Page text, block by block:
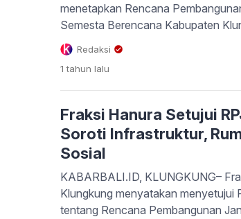
menetapkan Rencana
Semesta Berencana Kabupaten
Peraturan Daerah melalui rapat
pidato pendapat akhir, Bupati
dokumen RPJMD bukan sekadar
moral dan politik pembangunan
Redaksi
1 tahun lalu
Fraksi Hanura Setujui
Soroti Infrastruktur,
Sosial
KABARBALI.ID, KLUNGKUNG–
Klungkung menyatakan menyetujui
tentang Rencana Pembangunan